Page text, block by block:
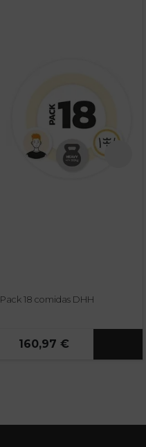
Pack 18 comidas DHH
160,97 €